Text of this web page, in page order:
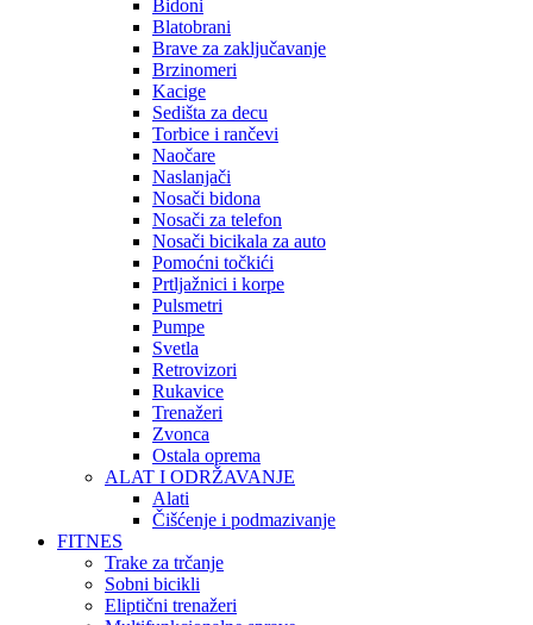
Bidoni
Blatobrani
Brave za zaključavanje
Brzinomeri
Kacige
Sedišta za decu
Torbice i rančevi
Naočare
Naslanjači
Nosači bidona
Nosači za telefon
Nosači bicikala za auto
Pomoćni točkići
Prtljažnici i korpe
Pulsmetri
Pumpe
Svetla
Retrovizori
Rukavice
Trenažeri
Zvonca
Ostala oprema
ALAT I ODRŽAVANJE
Alati
Čišćenje i podmazivanje
FITNES
Trake za trčanje
Sobni bicikli
Eliptični trenažeri